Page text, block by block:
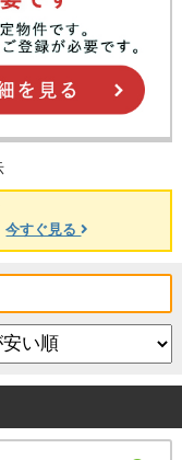
今すぐ見る